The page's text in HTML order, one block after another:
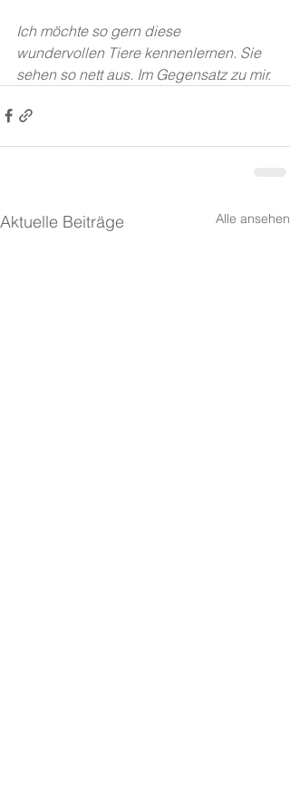
Ich möchte so gern diese
wundervollen Tiere kennenlernen. Sie
sehen so nett aus. Im Gegensatz zu mir.
Aktuelle Beiträge Alle ansehen